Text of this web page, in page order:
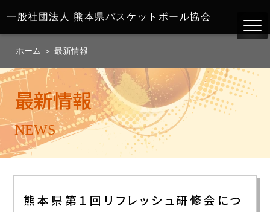
一般社団法人 熊本県バスケットボール協会
ホーム ＞ 最新情報
最新情報
NEWS
熊本県第１回リフレッシュ研修会につ